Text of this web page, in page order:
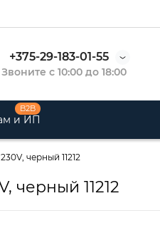
+375-29-183-01-55
Звоните с 10:00 до 18:00
B2B
и ИП
черный 11212
черный 11212